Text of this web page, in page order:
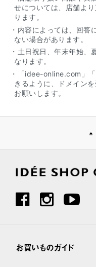
せについては、店舗よ
ります。
・内容によっては、回答
ない場合があります。
・土日祝日、年末年始、
なります。
・「idee-online.com」
きるように、ドメイン
お願いします。
お買いものガイド